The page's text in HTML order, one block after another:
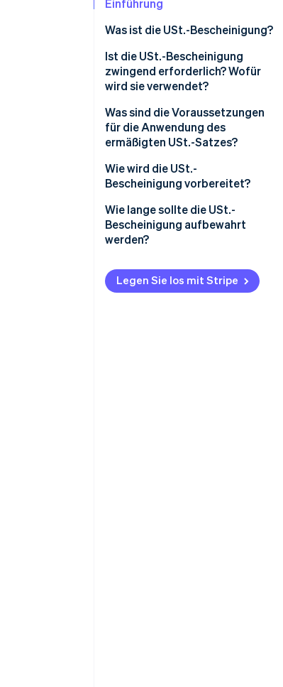
Einführung
Was ist die USt.-Bescheinigung?
Ist die USt.-Bescheinigung
zwingend erforderlich? Wofür
wird sie verwendet?
Was sind die Voraussetzungen
für die Anwendung des
ermäßigten USt.-Satzes?
Geltungsbereich ermäßigter
USt.-Sätze
Wie wird die USt.-
Bescheinigung vorbereitet?
Die vereinfachte USt.-
Bescheinigung
Wie lange sollte die USt.-
Bescheinigung aufbewahrt
werden?
Legen Sie los mit Stripe